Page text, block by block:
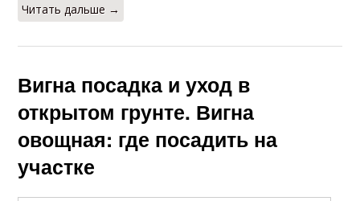
Читать дальше →
Вигна посадка и уход в
открытом грунте. Вигна
овощная: где посадить на
участке